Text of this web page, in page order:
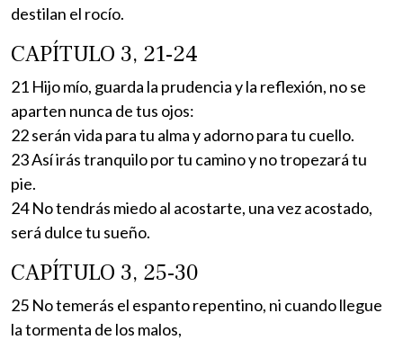
destilan el rocío.
CAPÍTULO 3, 21-24
21 Hijo mío, guarda la prudencia y la reflexión, no se
aparten nunca de tus ojos:
22 serán vida para tu alma y adorno para tu cuello.
23 Así irás tranquilo por tu camino y no tropezará tu
pie.
24 No tendrás miedo al acostarte, una vez acostado,
será dulce tu sueño.
CAPÍTULO 3, 25-30
25 No temerás el espanto repentino, ni cuando llegue
la tormenta de los malos,